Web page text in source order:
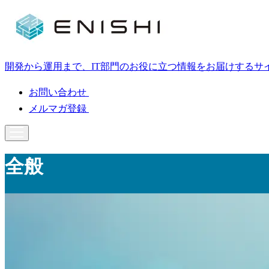
開発から運用まで、IT部門のお役に立つ情報をお届けするサ
お問い合わせ
メルマガ登録
全般